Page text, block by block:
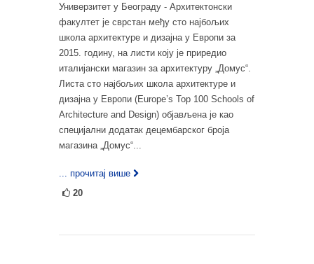
Универзитет у Београду - Архитектонски
факултет је сврстан међу сто најбољих
школа архитектуре и дизајна у Европи за
2015. годину, на листи коју је приредио
италијански магазин за архитектуру „Домус“.
Листа сто најбољих школа архитектуре и
дизајна у Европи (Europe’s Top 100 Schools of
Architecture and Design) објављена је као
специјални додатак децембарског броја
магазина „Домус“...
... прочитај више
20